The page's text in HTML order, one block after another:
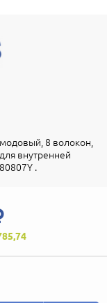
8 волокон,
внутренней
.